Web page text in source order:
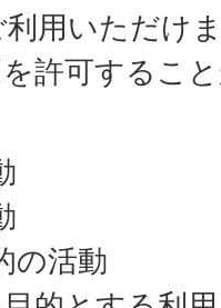
用いただけ
許可するこ
の活動